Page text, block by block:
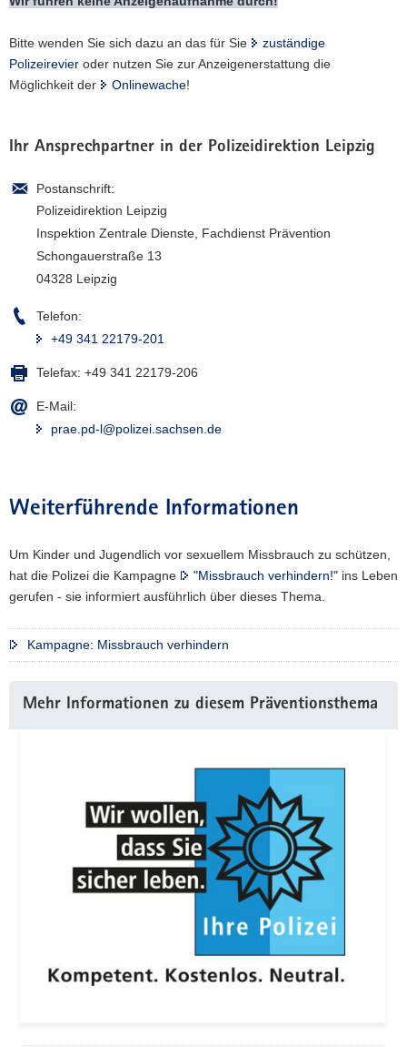
Bitte wenden Sie sich dazu an das für Sie
zuständige
Polizeirevier oder nutzen Sie zur Anzeigenerstattung die
Möglichkeit der
Onlinewache!
Ihr Ansprechpartner in der Polizeidirektion Leipzig
Postanschrift:
Polizeidirektion Leipzig
Inspektion Zentrale Dienste, Fachdienst Prävention
Schongauerstraße 13
04328 Leipzig
Telefon:
+49 341 22179-201
Telefax: +49 341 22179-206
E-Mail:
prae.pd-l@polizei.sachsen.de
Weiterführende Informationen
Um Kinder und Jugendlich vor sexuellem Missbrauch zu schützen,
hat die Polizei die Kampagne
"Missbrauch verhindern!" ins Leben
gerufen - sie informiert ausführlich über dieses Thema.
Kampagne: Missbrauch verhindern
Information
Mehr Informationen zu diesem Präventionsthema